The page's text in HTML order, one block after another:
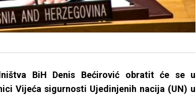
BiH Denis Bećirović obratit će se u
Vijeća sigurnosti Ujedinjenih nacija (UN) u